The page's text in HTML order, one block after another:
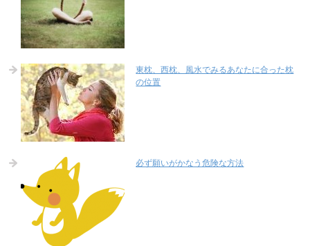
東枕、西枕、風水でみるあなたに合った枕
の位置
必ず願いがかなう危険な方法